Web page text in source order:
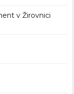
v Žirovnici